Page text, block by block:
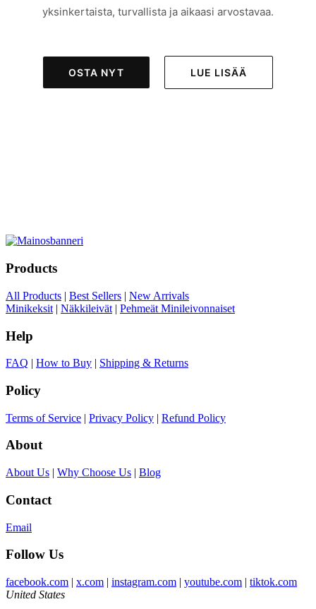
yksinkertaista, turvallista ja aikaasi arvostavaa.
OSTA NYT LUE LISÄÄ
Products
All Products | Best Sellers | New Arrivals
Minikeksit | Näkkileivät | Pehmeät Minileivonnaiset
Help
FAQ | How to Buy | Shipping & Returns
Policy
Terms of Service | Privacy Policy | Refund Policy
About
About Us | Why Choose Us | Blog
Contact
Email
Follow Us
facebook.com | x.com | instagram.com | youtube.com | tiktok.com
United States